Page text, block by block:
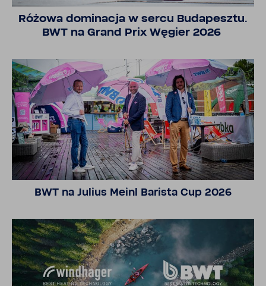
Różowa domi­nacja w sercu Buda­pesztu.
BWT na Grand Prix Węgier 2026
BWT na Julius Meinl Barista Cup 2026